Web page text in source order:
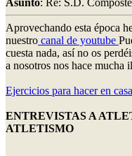
Aprovechando esta época
nuestro canal de youtube
cuesta nada, así no os
a nosotros nos hace mucha
Ejercicios para hacer en casa
ENTREVISTAS A
ATLETISMO